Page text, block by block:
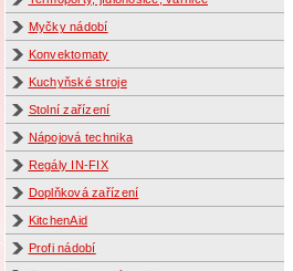
Myčky nádobí
Konvektomaty
Kuchyňské stroje
Stolní zařízení
Nápojová technika
Regály IN-FIX
Doplňková zařízení
KitchenAid
Profi nádobí